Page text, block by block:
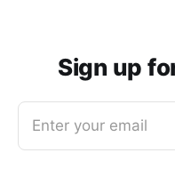
Sign up
Enter your email